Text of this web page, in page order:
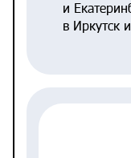
и
в Иркутск